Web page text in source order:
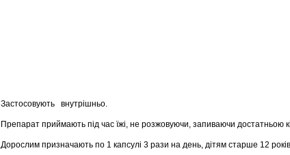
Застосовують внутрішньо.
Препарат приймають під час їжі, не розжовуючи, запиваючи достатньою
Дорослим призначають по 1 капсулі 3 рази на день, дітям старше 12